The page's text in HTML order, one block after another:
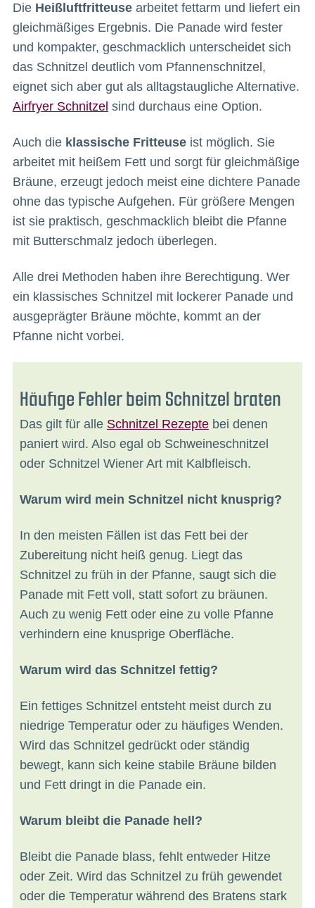
Die Heißluftfritteusearbeitet fettarm und liefert ein
gleichmäßiges Ergebnis. Die Panade wird fester
und kompakter, geschmacklich unterscheidet sich
das Schnitzel deutlich vom Pfannenschnitzel,
eignet sich aber gut als alltagstaugliche Alternative.
Airfryer Schnitzel sind durchaus eine Option.
Auch die klassische Fritteuseist möglich. Sie
arbeitet mit heißem Fett und sorgt für gleichmäßige
Bräune, erzeugt jedoch meist eine dichtere Panade
ohne das typische Aufgehen. Für größere Mengen
ist sie praktisch, geschmacklich bleibt die Pfanne
mit Butterschmalz jedoch überlegen.
Alle drei Methoden haben ihre Berechtigung. Wer
ein klassisches Schnitzel mit lockerer Panade und
ausgeprägter Bräune möchte, kommt an der
Pfanne nicht vorbei.
Häufige Fehler beim Schnitzel braten
Das gilt für alle Schnitzel Rezeptebei denen
paniert wird. Also egal ob Schweineschnitzel
oder Schnitzel Wiener Art mit Kalbfleisch.
Warum wird mein Schnitzel nicht knusprig?
In den meisten Fällen ist das Fett bei der
Zubereitung nicht heiß genug. Liegt das
Schnitzel zu früh in der Pfanne, saugt sich die
Panade mit Fett voll, statt sofort zu bräunen.
Auch zu wenig Fett oder eine zu volle Pfanne
verhindern eine knusprige Oberfläche.
Warum wird das Schnitzel fettig?
Ein fettiges Schnitzel entsteht meist durch zu
niedrige Temperatur oder zu häufiges Wenden.
Wird das Schnitzel gedrückt oder ständig
bewegt, kann sich keine stabile Bräune bilden
und Fett dringt in die Panade ein.
Warum bleibt die Panade hell?
Bleibt die Panade blass, fehlt entweder Hitze
oder Zeit. Wird das Schnitzel zu früh gewendet
oder die Temperatur während des Bratens stark